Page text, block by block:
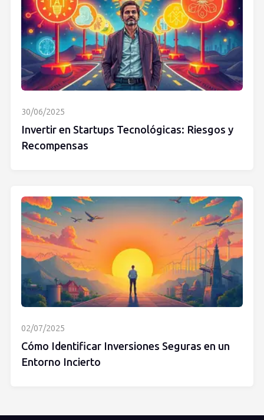
30/06/2025
Invertir en Startups Tecnológicas: Riesgos y
Recompensas
02/07/2025
Cómo Identificar Inversiones Seguras en un
Entorno Incierto